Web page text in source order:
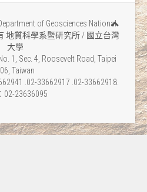
of Geosciences National
地質科學系暨研究所 / 國立台灣
大學
1, Sec. 4, Roosevelt Road, Taipei
Taiwan
.02-33662917 .02-33662918.
02-23636095